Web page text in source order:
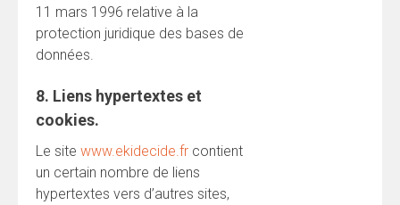
11 mars 1996 relative à la
protection juridique des bases de
données.
8. Liens hypertextes et
cookies.
Le site www.ekidecide.fr contient
un certain nombre de liens
hypertextes vers d’autres sites,